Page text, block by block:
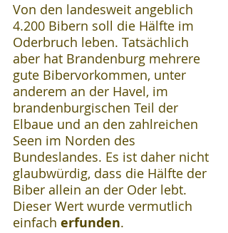
Von den landesweit angeblich
4.200 Bibern soll die Hälfte im
Oderbruch leben. Tatsächlich
aber hat Brandenburg mehrere
gute Bibervorkommen, unter
anderem an der Havel, im
brandenburgischen Teil der
Elbaue und an den zahlreichen
Seen im Norden des
Bundeslandes. Es ist daher nicht
glaubwürdig, dass die Hälfte der
Biber allein an der Oder lebt.
Dieser Wert wurde vermutlich
einfach erfunden.